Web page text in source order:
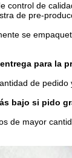
control de
de pre-
se
para la
de
bajo si pido
de mayor